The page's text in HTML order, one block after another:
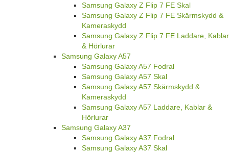
Samsung Galaxy Z Flip 7 FE Skal
Samsung Galaxy Z Flip 7 FE Skärmskydd &
Kameraskydd
Samsung Galaxy Z Flip 7 FE Laddare, Kablar
& Hörlurar
Samsung Galaxy A57
Samsung Galaxy A57 Fodral
Samsung Galaxy A57 Skal
Samsung Galaxy A57 Skärmskydd &
Kameraskydd
Samsung Galaxy A57 Laddare, Kablar &
Hörlurar
Samsung Galaxy A37
Samsung Galaxy A37 Fodral
Samsung Galaxy A37 Skal